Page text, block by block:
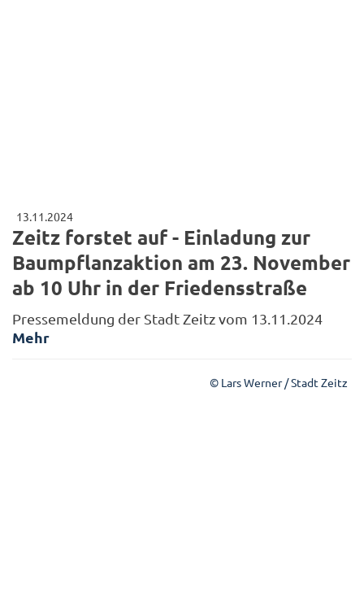
13.11.2024
Zeitz forstet auf - Einladung zur
Baumpflanzaktion am 23. November
ab 10 Uhr in der Friedensstraße
Pressemeldung der Stadt Zeitz vom 13.11.2024
Mehr
© Lars Werner / Stadt Zeitz